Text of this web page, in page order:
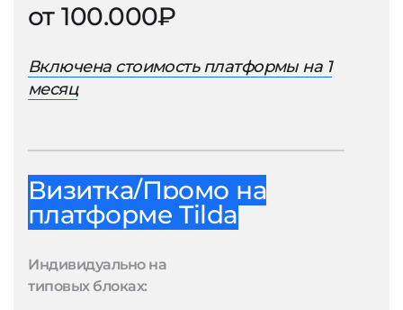
от 100.000₽
Включена стоимость платформы на 1
месяц
Визитка/Промо на
платформе Tilda
Индивидуально на
типовых блоках: